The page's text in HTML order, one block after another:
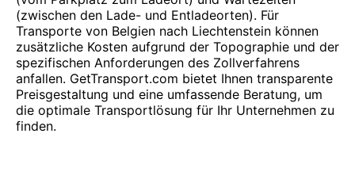
(zwischen den Lade- und Entladeorten). Für
Transporte von Belgien nach Liechtenstein können
zusätzliche Kosten aufgrund der Topographie und der
spezifischen Anforderungen des Zollverfahrens
anfallen. GetTransport.com bietet Ihnen transparente
Preisgestaltung und eine umfassende Beratung, um
die optimale Transportlösung für Ihr Unternehmen zu
finden.